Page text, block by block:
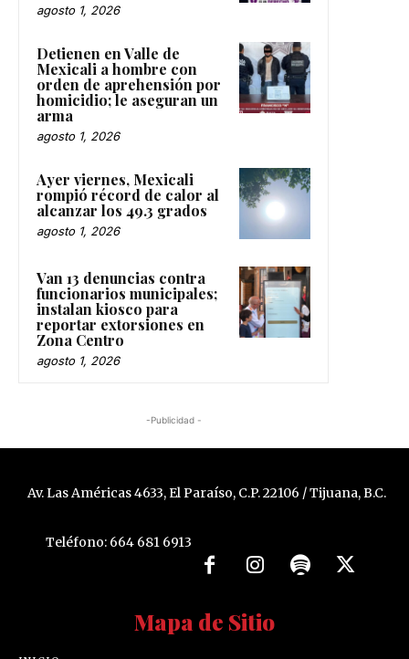
agosto 1, 2026
Detienen en Valle de
Mexicali a hombre con
orden de aprehensión por
homicidio; le aseguran un
arma
agosto 1, 2026
Ayer viernes, Mexicali
rompió récord de calor al
alcanzar los 49.3 grados
agosto 1, 2026
Van 13 denuncias contra
funcionarios municipales;
instalan kiosco para
reportar extorsiones en
Zona Centro
agosto 1, 2026
-Publicidad -
Av. Las Américas 4633, El Paraíso, C.P. 22106 / Tijuana, B.C.
Teléfono: 664 681 6913
Mapa de Sitio